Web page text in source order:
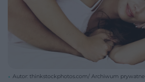
Autor: thinkstockphotos.com/ Archiwum prywatne